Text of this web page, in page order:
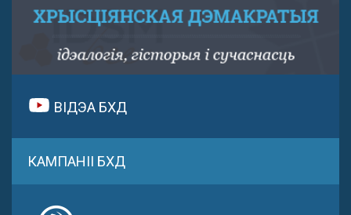
ВІДЭА БХД
КАМПАНІІ БХД